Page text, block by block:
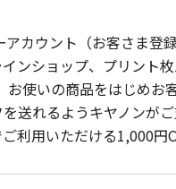
カウント（お客さま登
ンショップ、プリント
使いの商品をはじめお
送れるようキヤノンが
用いただける1,000円